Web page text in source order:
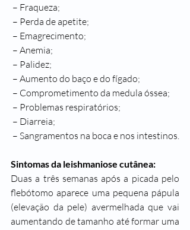
– Fraqueza;
– Perda de apetite;
– Emagrecimento;
– Anemia;
– Palidez;
– Aumento do baço e do fígado;
– Comprometimento da medula óssea;
– Problemas respiratórios;
– Diarreia;
– Sangramentos na boca e nos intestinos.
Sintomas da leishmaniose cutânea:
Duas a três semanas após a picada pelo
flebótomo aparece uma pequena pápula
(elevação da pele) avermelhada que vai
aumentando de tamanho até formar uma